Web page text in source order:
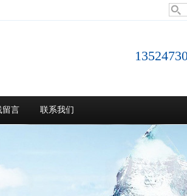
留言 联系我们